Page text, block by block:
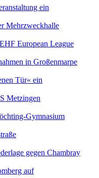
ein
Mehrzweckhalle
European League
in Großenmarpe
Tür« ein
Metzingen
Gymnasium
gegen Chambray
auf